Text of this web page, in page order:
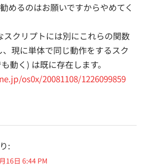
めるのはお願いですからやめてく
スクリプトには別にこれらの関数
現に単体で同じ動作をするスク
動く) は既に存在します。
os0x/20081108/1226099859
:
16日 6:44 PM